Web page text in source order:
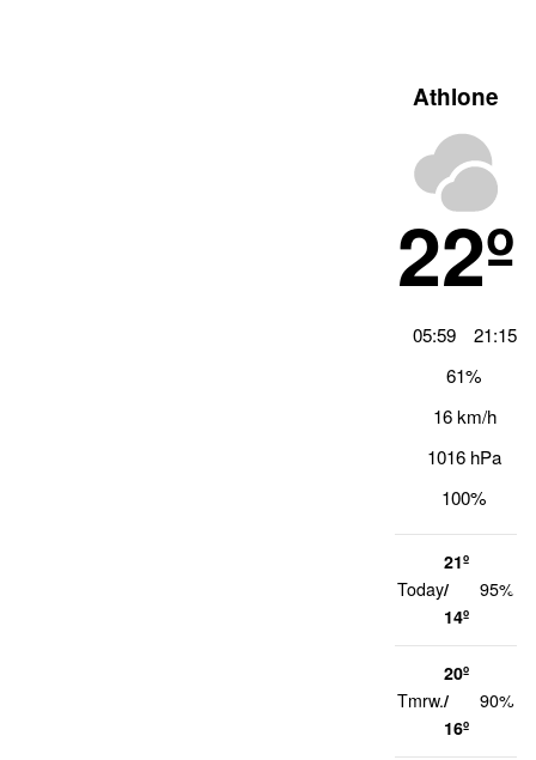
Athlone
22º
05:59
21:15
61%
16 km/h
1016 hPa
100%
Today
21º
/
14º
95%
Tmrw.
20º
/
16º
90%